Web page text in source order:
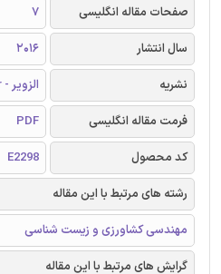
صفحات مقاله انگلیسی
7
سال انتشار
2016
نشریه
الزویر - Elsevier
فرمت مقاله انگلیسی
PDF
کد محصول
E2298
رشته های مرتبط با این مقاله
مهندسی کشاورزی و زیست شناسی
گرایش های مرتبط با این مقاله